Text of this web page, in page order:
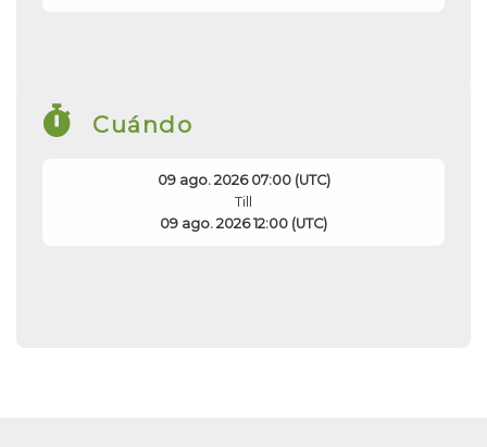
Cuándo
09 ago. 2026 07:00 (UTC)
Till
09 ago. 2026 12:00 (UTC)